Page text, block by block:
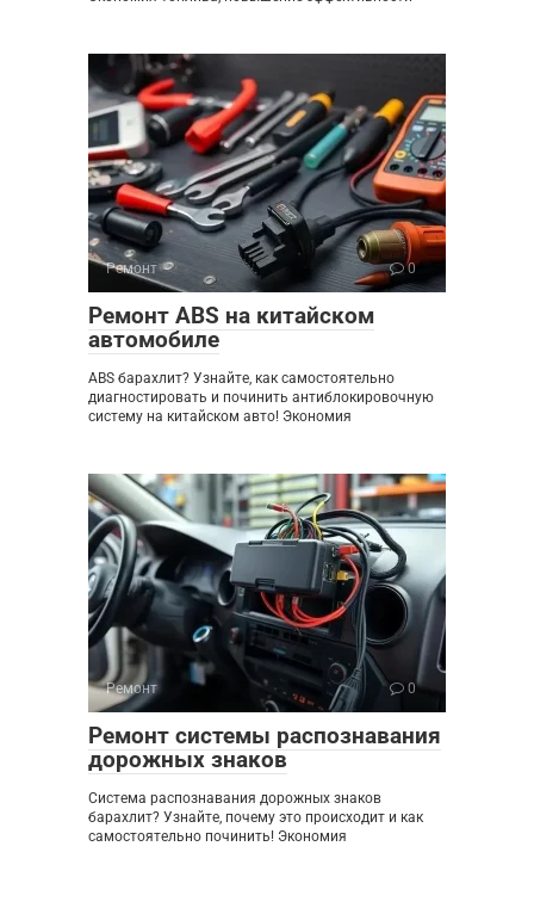
Ремонт 0
Ремонт ABS на китайском
автомобиле
ABS барахлит? Узнайте, как самостоятельно
диагностировать и починить антиблокировочную
систему на китайском авто! Экономия
Ремонт 0
Ремонт системы распознавания
дорожных знаков
Система распознавания дорожных знаков
барахлит? Узнайте, почему это происходит и как
самостоятельно починить! Экономия